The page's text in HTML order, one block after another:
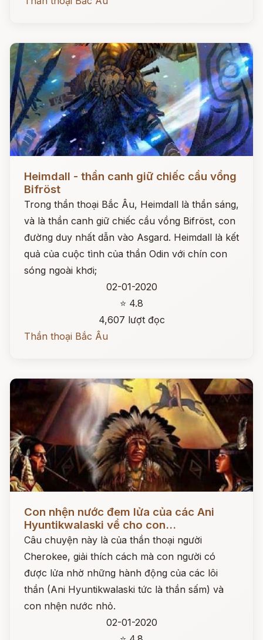
Heimdall - thần canh giữ chiếc cầu vồng
Bifröst
Trong thần thoại Bắc Âu, Heimdall là thần sáng,
và là thần canh giữ chiếc cầu vồng Bifröst, con
đường duy nhất dẫn vào Asgard. Heimdall là kết
quả của cuộc tình của thần Odin với chín con
sóng ngoài khơi;
02-01-2020
⭐ 4.8
4,607 lượt đọc
Thần thoại Bắc Âu
Con nhện nước đem lửa của các Ani
Hyuntikwalaski về cho con...
Câu chuyện này là của thần thoại người
Cherokee, giải thích cách mà con người có
được lửa nhờ những hành động của các lôi
thần (Ani Hyuntikwalaski tức là thần sấm) và
con nhện nước nhỏ.
02-01-2020